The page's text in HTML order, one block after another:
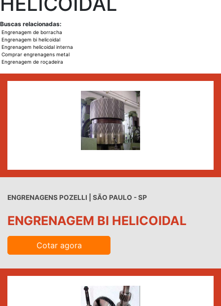
Buscas relacionadas:
Engrenagem de borracha
Engrenagem bi helicoidal
Engrenagem helicoidal interna
Comprar engrenagens metal
Engrenagem de roçadeira
ENGRENAGENS POZELLI | SÃO PAULO - SP
ENGRENAGEM BI HELICOIDAL
Cotar agora